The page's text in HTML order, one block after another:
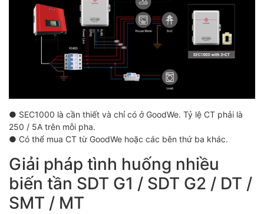
● SEC1000 là cần thiết và chỉ có ở GoodWe. Tỷ lệ CT phải là
250 / 5A trên mỗi pha.
● Có thể mua CT từ GoodWe hoặc các bên thứ ba khác.
Giải pháp tình huống nhiều
biến tần SDT G1 / SDT G2 / DT /
SMT / MT